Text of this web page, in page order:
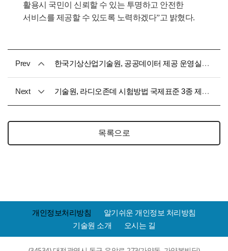
활용시 국민이 신뢰할 수 있는 투명하고 안전한
서비스를 제공할 수 있도록 노력하겠다”고 밝혔다.
Prev 한국기상산업기술원, 공공데이터 제공 운영실태 평가 ‘매우우수 등급’ 달성
Next 기술원, 라디오존데 시험방법 국제표준 3종 제정 완료
목록으로
개인정보처리방침
알기쉬운 개인정보 처리방침
기술원 소개
오시는 길